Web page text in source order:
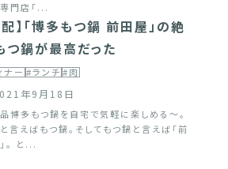
門店「...
配】「博多もつ鍋 前田屋」の絶
つ鍋が最高だった
ナー#ランチ#肉
年9月18日
博多もつ鍋を自宅で気軽に楽しめる～。
言えばもつ鍋。そしてもつ鍋と言えば「前
。 と...